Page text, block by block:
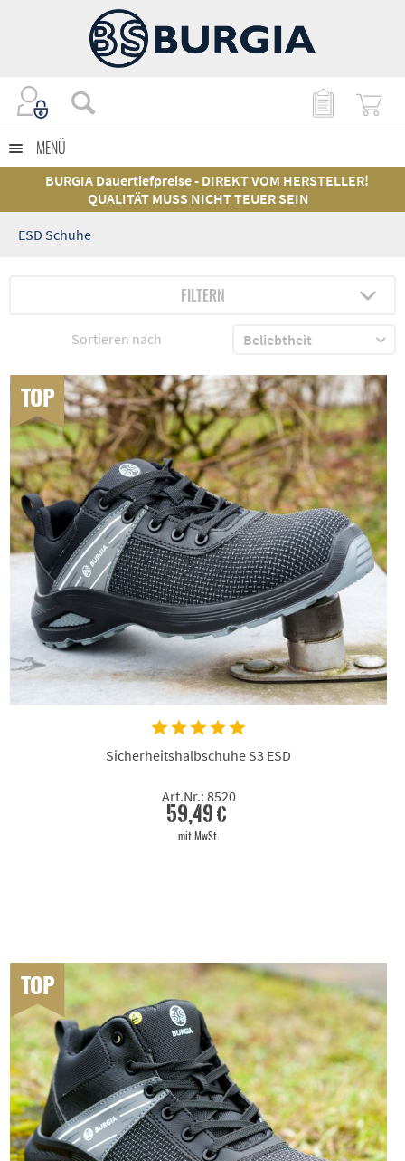
MENÜ
BURGIA Dauertiefpreise - DIREKT VOM HERSTELLER!
QUALITÄT MUSS NICHT TEUER SEIN
ESD Schuhe
FILTERN
Sortieren nach
TOP
Sicherheitshalbschuhe S3 ESD
Art.Nr.: 8520
59,49 €
mit MwSt.
TOP